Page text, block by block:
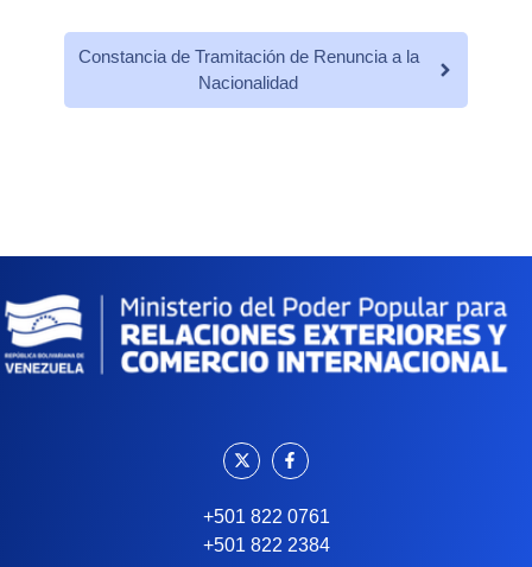
Constancia de Tramitación de Renuncia a la
Nacionalidad
+501 822 0761
+501 822 2384